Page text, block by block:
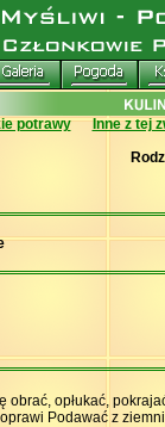
potrawy
Inne z tej
obrać, opłukać,
Podawać z